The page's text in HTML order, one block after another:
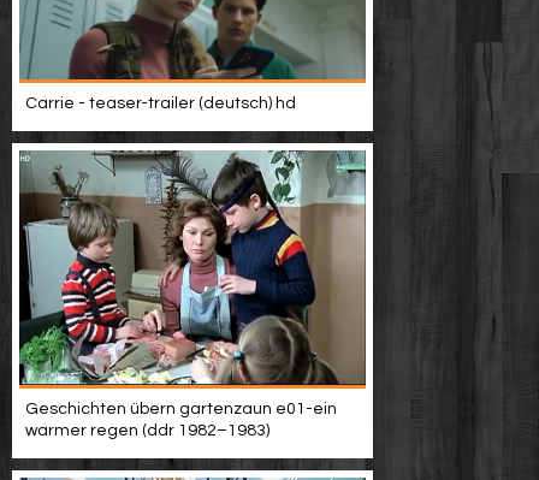
Carrie - teaser-trailer (deutsch) hd
Geschichten übern gartenzaun e01-ein
warmer regen (ddr 1982–1983)